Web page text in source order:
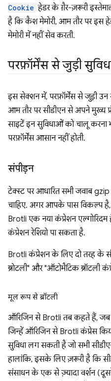
Cookie हेडर के ग़ैर-ज़रूरी
है कि कैश मेमोरी, आम तौर पर इस
मेमोरी में नहीं सेव करती.
परफ़ॉर्मेंस से जुड़ी
इस सेक्शन में, परफ़ॉर्मेंस से जुड़ी उन
आम तौर पर सीडीएन से अपने मुख्य
साइटें इन सुविधाओं को चालू
परफ़ॉर्मेंस आसान नहीं होती.
संपीड़न
टेक्स्ट पर आधारित सभी जवाब
चाहिए. अगर आपके पास विकल्प
Brotli एक नया कंप्रेशन
कंप्रेशन रेशियो पा सकता है.
Brotli कंप्रेशन के लिए दो तरह के
ब्रोटली" और "ऑटोमैटिक ब्रॉटली
मूल रूप से ब्रॉटली
ऑरिजिन से Brotli तब कहते हैं, जब
जिन्हें ऑरिजिन से Brotli कंप्रेस
सुविधा लग सकती है जो सभी
हालांकि, इसके लिए ज़रूरी है कि
संसाधन के एक से ज़्यादा वर्शन